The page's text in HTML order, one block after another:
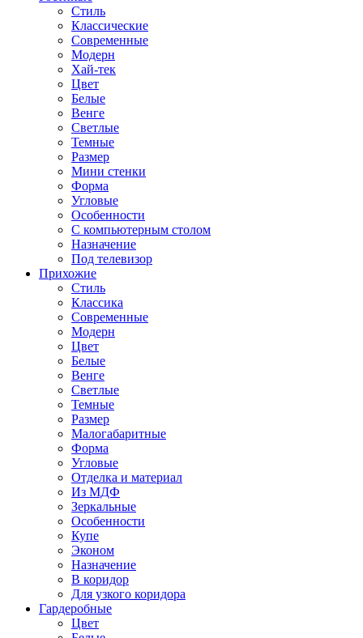
Стиль
Классические
Современные
Модерн
Хай-тек
Цвет
Белые
Венге
Светлые
Темные
Размер
Мини стенки
Форма
Угловые
Особенности
С компьютерным столом
Назначение
Под телевизор
Прихожие
Стиль
Классика
Современные
Модерн
Цвет
Белые
Венге
Светлые
Темные
Размер
Малогабаритные
Форма
Угловые
Отделка и материал
Из МДФ
Зеркальные
Особенности
Купе
Эконом
Назначение
В коридор
Для узкого коридора
Гардеробные
Цвет